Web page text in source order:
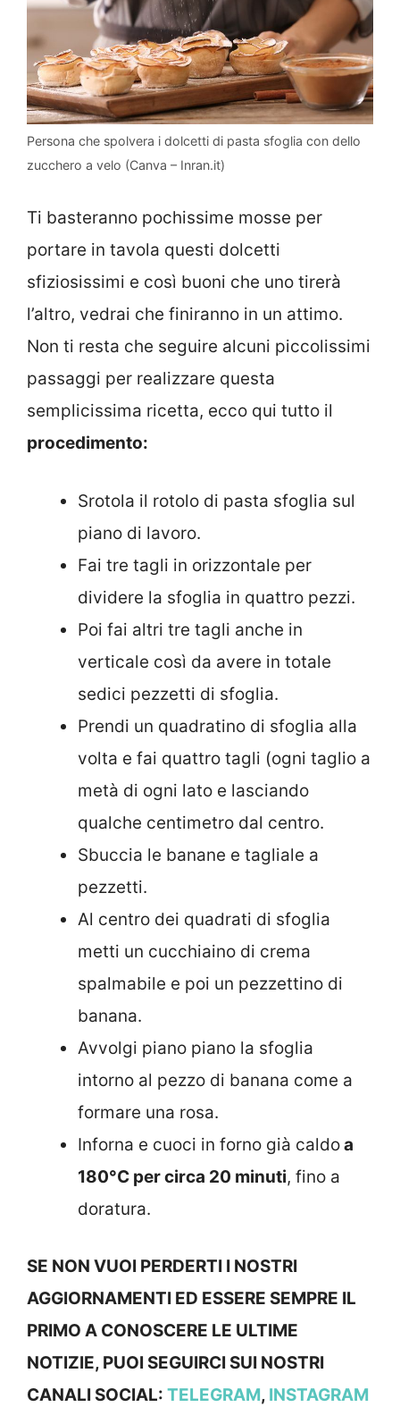
Persona che spolvera i dolcetti di pasta sfoglia con dello
zucchero a velo (Canva – Inran.it)
Ti basteranno pochissime mosse per
portare in tavola questi dolcetti
sfiziosissimi e così buoni che uno tirerà
l’altro, vedrai che finiranno in un attimo.
Non ti resta che seguire alcuni piccolissimi
passaggi per realizzare questa
semplicissima ricetta, ecco qui tutto il
procedimento:
Srotola il rotolo di pasta sfoglia sul
piano di lavoro.
Fai tre tagli in orizzontale per
dividere la sfoglia in quattro pezzi.
Poi fai altri tre tagli anche in
verticale così da avere in totale
sedici pezzetti di sfoglia.
Prendi un quadratino di sfoglia alla
volta e fai quattro tagli (ogni taglio a
metà di ogni lato e lasciando
qualche centimetro dal centro.
Sbuccia le banane e tagliale a
pezzetti.
Al centro dei quadrati di sfoglia
metti un cucchiaino di crema
spalmabile e poi un pezzettino di
banana.
Avvolgi piano piano la sfoglia
intorno al pezzo di banana come a
formare una rosa.
Inforna e cuoci in forno già caldoa
180°C per circa 20 minuti, fino a
doratura.
SE NON VUOI PERDERTI I NOSTRI
AGGIORNAMENTI ED ESSERE SEMPRE IL
PRIMO A CONOSCERE LE ULTIME
NOTIZIE, PUOI SEGUIRCI SUI NOSTRI
CANALI SOCIAL: TELEGRAM, INSTAGRAM